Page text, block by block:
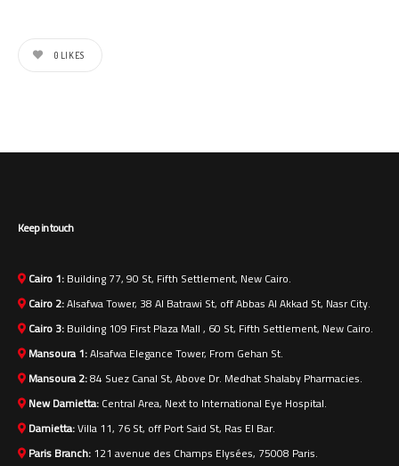
0 LIKES
Keep in touch
Cairo 1:Building 77, 90 St, Fifth Settlement, New Cairo.
Cairo 2:Alsafwa Tower, 38 Al Batrawi St, off Abbas Al Akkad St, Nasr City.
Cairo 3:Building 109 First Plaza Mall , 60 St, Fifth Settlement, New Cairo.
Mansoura 1:Alsafwa Elegance Tower, From Gehan St.
Mansoura 2:84 Suez Canal St, Above Dr. Medhat Shalaby Pharmacies.
New Damietta:Central Area, Next to International Eye Hospital.
Damietta:Villa 11, 76 St, off Port Said St, Ras El Bar.
Paris Branch:121 avenue des Champs Elysées, 75008 Paris.